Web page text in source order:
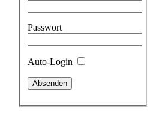
Passwort
Auto-Login